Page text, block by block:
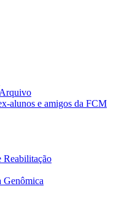
alunos e amigos da FCM
Reabilitação
Genômica